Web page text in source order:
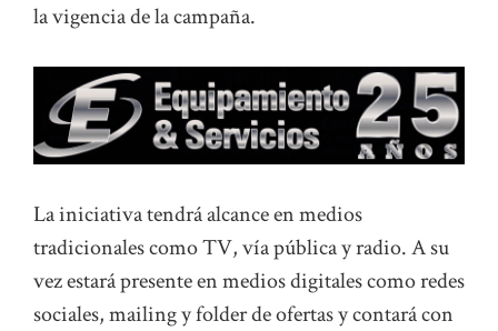
la vigencia de la campaña.
La iniciativa tendrá alcance en medios
tradicionales como TV, vía pública y radio. A su
vez estará presente en medios digitales como redes
sociales, mailing y folder de ofertas y contará con